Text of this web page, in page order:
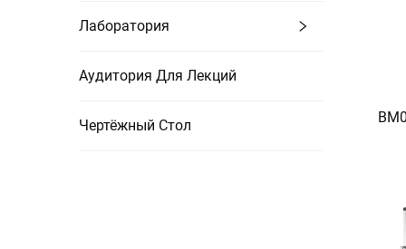
Лаборатория
Аудитория Для Лекций
Чертёжный Стол